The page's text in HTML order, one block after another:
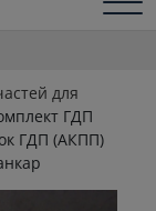
для
ГДП
ГДП (АКПП)